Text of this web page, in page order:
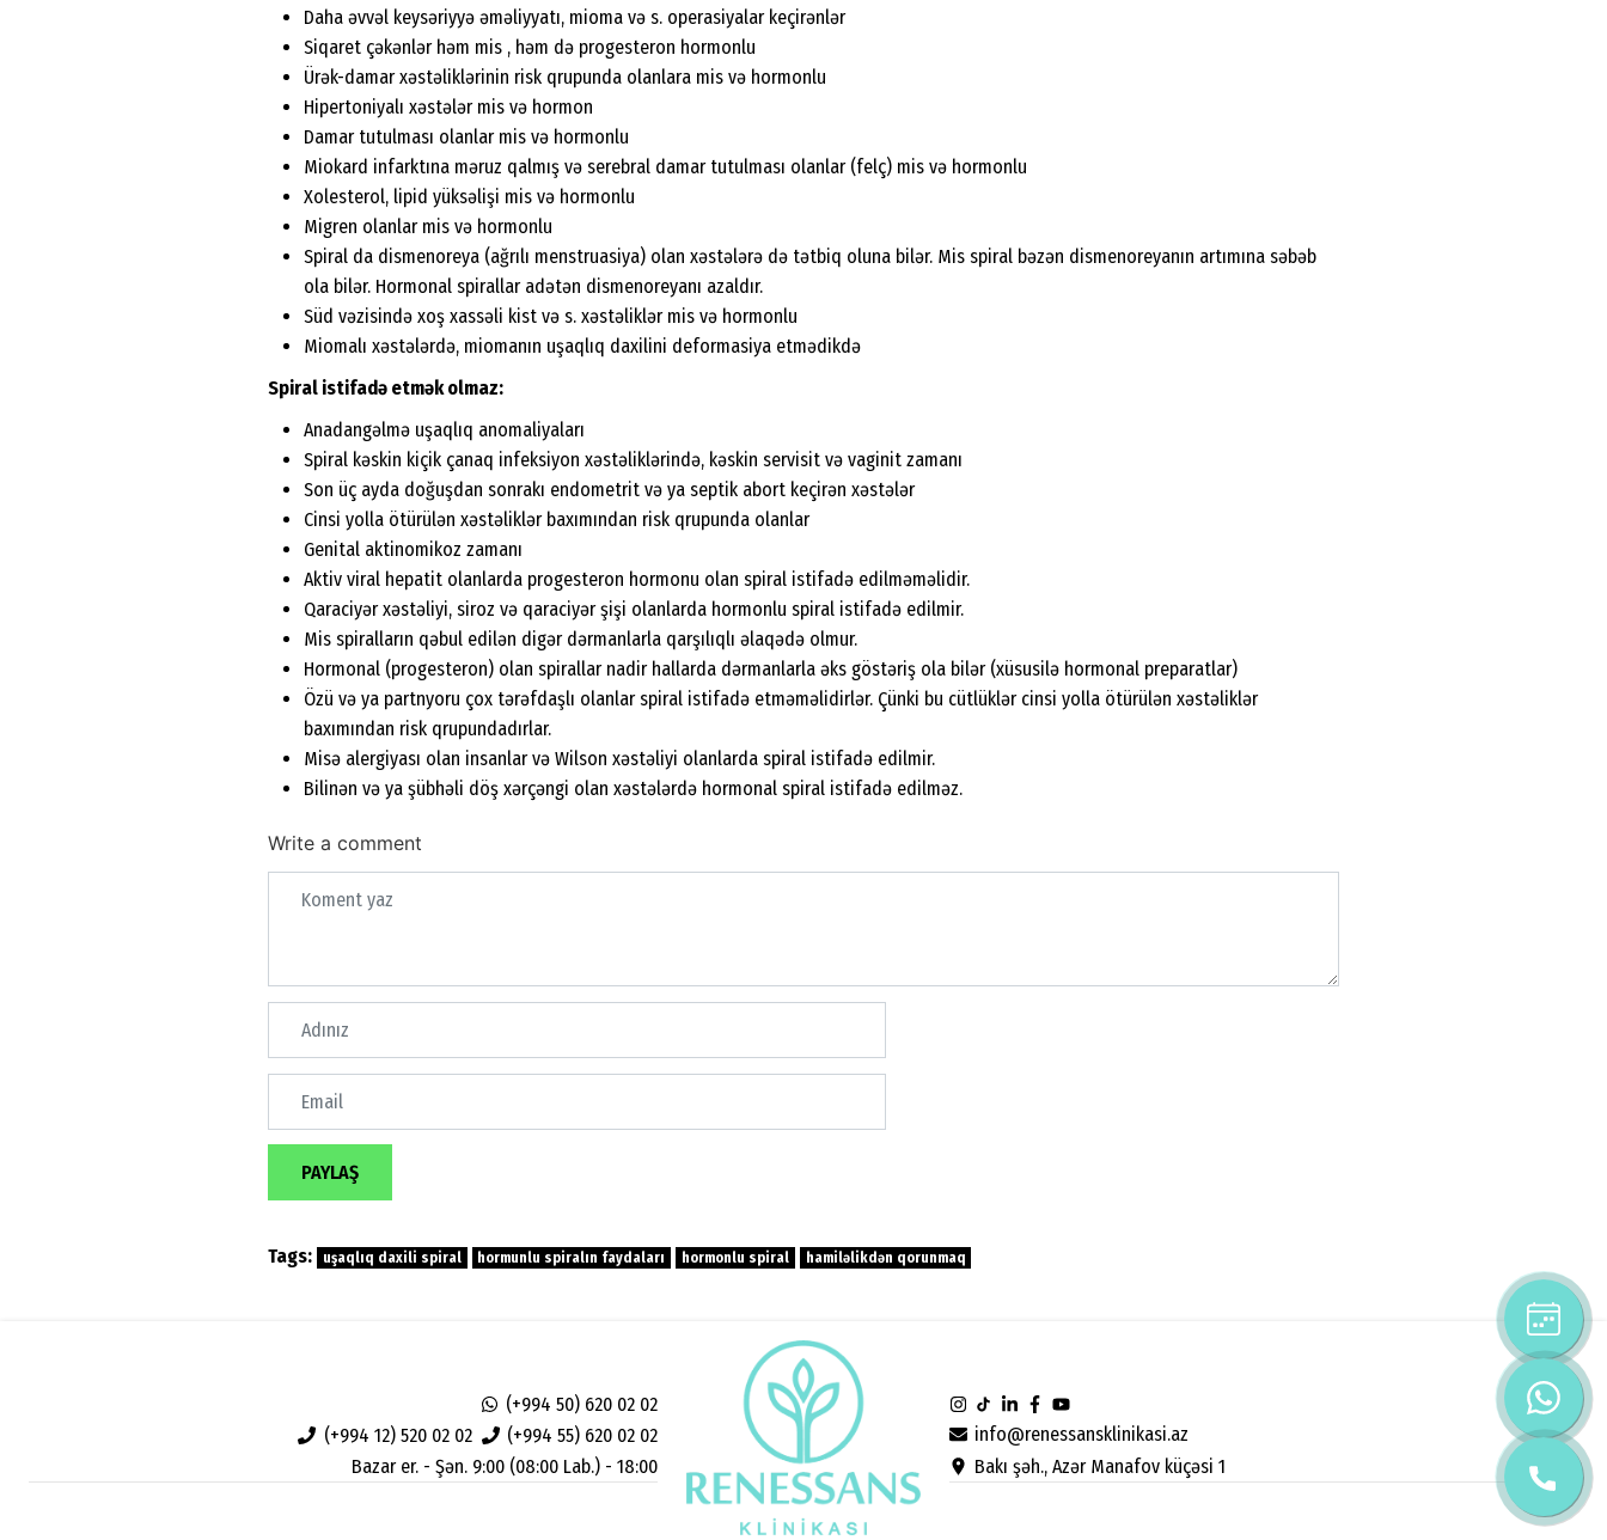
Daha əvvəl keysəriyyə əməliyyatı, mioma və s. operasiyalar keçirənlər
Siqaret çəkənlər həm mis , həm də progesteron hormonlu
Ürək-damar xəstəliklərinin risk qrupunda olanlara mis və hormonlu
Hipertoniyalı xəstələr mis və hormon
Damar tutulması olanlar mis və hormonlu
Miokard infarktına məruz qalmış və serebral damar tutulması olanlar (felç) mis və hormonlu
Xolesterol, lipid yüksəlişi mis və hormonlu
Migren olanlar mis və hormonlu
Spiral da dismenoreya (ağrılı menstruasiya) olan xəstələrə də tətbiq oluna bilər. Mis spiral bəzən dismenoreyanın artımına səbəb
ola bilər. Hormonal spirallar adətən dismenoreyanı azaldır.
Süd vəzisində xoş xassəli kist və s. xəstəliklər mis və hormonlu
Miomalı xəstələrdə, miomanın uşaqlıq daxilini deformasiya etmədikdə
Spiral istifadə etmək olmaz:
Anadangəlmə uşaqlıq anomaliyaları
Spiral kəskin kiçik çanaq infeksiyon xəstəliklərində, kəskin servisit və vaginit zamanı
Son üç ayda doğuşdan sonrakı endometrit və ya septik abort keçirən xəstələr
Cinsi yolla ötürülən xəstəliklər baxımından risk qrupunda olanlar
Genital aktinomikoz zamanı
Aktiv viral hepatit olanlarda progesteron hormonu olan spiral istifadə edilməməlidir.
Qaraciyər xəstəliyi, siroz və qaraciyər şişi olanlarda hormonlu spiral istifadə edilmir.
Mis spiralların qəbul edilən digər dərmanlarla qarşılıqlı əlaqədə olmur.
Hormonal (progesteron) olan spirallar nadir hallarda dərmanlarla əks göstəriş ola bilər (xüsusilə hormonal preparatlar)
Özü və ya partnyoru çox tərəfdaşlı olanlar spiral istifadə etməməlidirlər. Çünki bu cütlüklər cinsi yolla ötürülən xəstəliklər
baxımından risk qrupundadırlar.
Misə alergiyası olan insanlar və Wilson xəstəliyi olanlarda spiral istifadə edilmir.
Bilinən və ya şübhəli döş xərçəngi olan xəstələrdə hormonal spiral istifadə edilməz.
Write a comment
PAYLAŞ
Tags: uşaqlıq daxili spiral hormunlu spiralın faydaları hormonlu spiral hamiləlikdən qorunmaq
info@renessansklinikasi.az
Bakı şəh., Azər Manafov küçəsi 1
(+994 12) 520 02 02 (+994 55) 620 02 02
(+994 50) 620 02 02
Bazar er. - Şən. 9:00 (08:00 Lab.) - 18:00